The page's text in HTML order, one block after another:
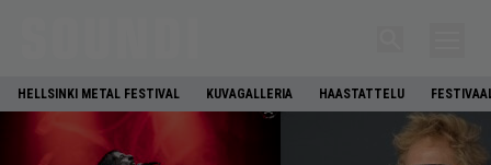
HELLSINKI METAL FESTIVAL KUVAGALLERIA HAASTATTELU